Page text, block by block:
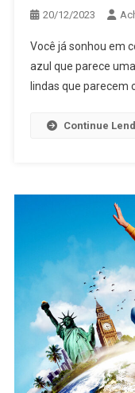
20/12/2023
Você já sonhou em
azul que parece
lindas que parecem
Continue